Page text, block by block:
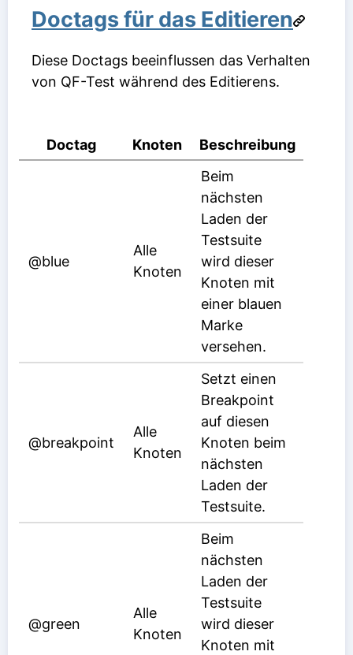
Doctags für das Editieren
Diese Doctags beeinflussen das Verhalten
von QF-Test während des Editierens.
Doctag Knoten Beschreibung
@blue
Alle
Knoten
Beim
nächsten
Laden der
Testsuite
wird dieser
Knoten mit
einer blauen
Marke
versehen.
@breakpoint
Alle
Knoten
Setzt einen
Breakpoint
auf diesen
Knoten beim
nächsten
Laden der
Testsuite.
@green
Alle
Knoten
Beim
nächsten
Laden der
Testsuite
wird dieser
Knoten mit